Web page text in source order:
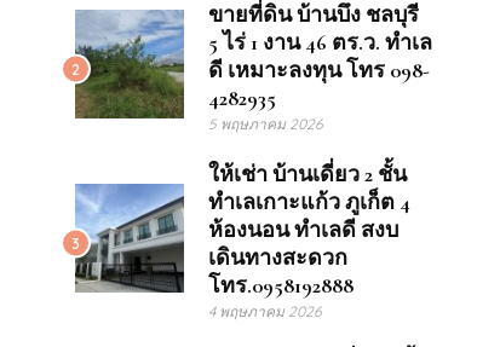
2
ขายที่ดิน บ้านบึง ชลบุรี
5 ไร่ 1 งาน 46 ตร.ว. ทำเล
ดี เหมาะลงทุน โทร 098-
4282935
5 พฤษภาคม 2026
3
ให้เช่า บ้านเดี่ยว 2 ชั้น
ทำเลเกาะแก้ว ภูเก็ต 4
ห้องนอน ทำเลดี สงบ
เดินทางสะดวก
โทร.0958192888
4 พฤษภาคม 2026